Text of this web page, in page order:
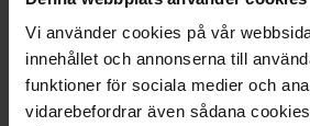
Vi använder cookies på vår
innehållet och annonserna till
funktioner för sociala medier och
vidarebefordrar även sådana
inte vara medlem i Svenska
annat religiöst samfund, är
det naturligaste alternativet.